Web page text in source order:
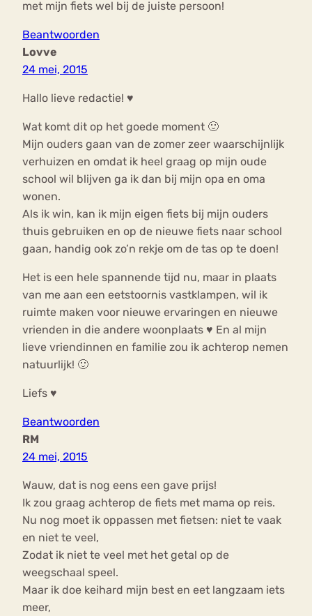
met mijn fiets wel bij de juiste persoon!
Beantwoorden
Lovve
24 mei, 2015
Hallo lieve redactie! ♥
Wat komt dit op het goede moment 🙂
Mijn ouders gaan van de zomer zeer waarschijnlijk
verhuizen en omdat ik heel graag op mijn oude
school wil blijven ga ik dan bij mijn opa en oma
wonen.
Als ik win, kan ik mijn eigen fiets bij mijn ouders
thuis gebruiken en op de nieuwe fiets naar school
gaan, handig ook zo’n rekje om de tas op te doen!
Het is een hele spannende tijd nu, maar in plaats
van me aan een eetstoornis vastklampen, wil ik
ruimte maken voor nieuwe ervaringen en nieuwe
vrienden in die andere woonplaats ♥ En al mijn
lieve vriendinnen en familie zou ik achterop nemen
natuurlijk! 🙂
Liefs ♥
Beantwoorden
RM
24 mei, 2015
Wauw, dat is nog eens een gave prijs!
Ik zou graag achterop de fiets met mama op reis.
Nu nog moet ik oppassen met fietsen: niet te vaak
en niet te veel,
Zodat ik niet te veel met het getal op de
weegschaal speel.
Maar ik doe keihard mijn best en eet langzaam iets
meer,